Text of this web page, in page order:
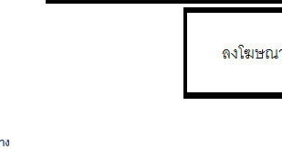
ง